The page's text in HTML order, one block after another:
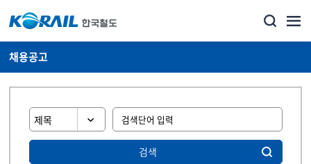
채용공고
검색